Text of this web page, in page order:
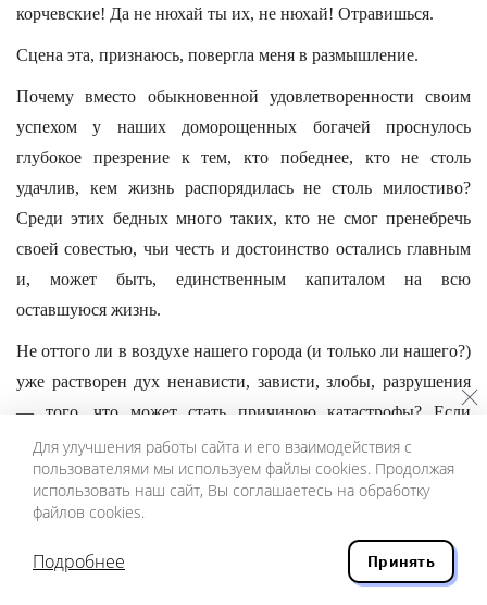
корчевские! Да не нюхай ты их, не нюхай! Отравишься.
Сцена эта, признаюсь, повергла меня в размышление.
Почему вместо обыкновенной удовлетворенности своим
успехом у наших доморощенных богачей проснулось
глубокое презрение к тем, кто победнее, кто не столь
удачлив, кем жизнь распорядилась не столь милостиво?
Среди этих бедных много таких, кто не смог пренебречь
своей совестью, чьи честь и достоинство остались главным
и, может быть, единственным капиталом на всю
оставшуюся жизнь.
Не оттого ли в воздухе нашего города (и только ли нашего?)
уже растворен дух ненависти, зависти, злобы, разрушения
— того, что может стать причиною катастрофы? Если
ослабнут государственные обручи, удерживающие людей в
рамках порядка, — грянет беда гораздо большая, нежели та,
что ныне пожаром полыхает по окраинам нашей державы.
междоусобиц и вражды не доплеснет и до нас.
Для улучшения работы сайта и его взаимодействия с
пользователями мы используем файлы cookies. Продолжая
использовать наш сайт, Вы соглашаетесь на обработку
файлов cookies.
Подробнее Принять